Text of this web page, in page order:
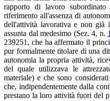
rapporto di lavoro subordinato
riferimento all'assenza di
dell'attività lavorativa e non già
assunta dal medesimo (Sez. 4, n.
239251, che ha affermato il
pur formalmente titolare di una
autonomia la propria attività,
del quale utilizzava le
materiale) e che sono
che, indipendentemente dalla
prestano la loro attività fuori del